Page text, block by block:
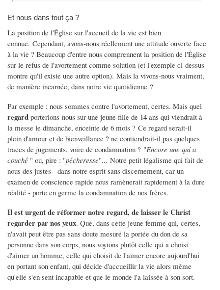
Et nous dans tout ça ?
La position de l'Église sur l'accueil de la vie est bien
connue. Cependant, avons-nous réellement une attitude ouverte face
à la vie ? Beaucoup d'entre nous comprennent la position de l'Église
sur le refus de l'avortement comme solution (et l'exemple ci-dessus
montre qu'il existe une autre option). Mais la vivons-nous vraiment,
de manière incarnée, dans notre vie quotidienne ?
Par exemple : nous sommes contre l'avortement, certes. Mais quel
regard porterions-nous sur une jeune fille de 14 ans qui viendrait à
la messe le dimanche, enceinte de 6 mois ? Ce regard serait-il
plein d'amour et de bienveillance ? ne contiendrait-il pas quelques
traces de jugements, voire de condamnation ? "Encore une qui a
couché " ou, pire : "pécheresse"... Notre petit légalisme qui fait de
nous des justes - dans notre esprit sans discernement, car un
examen de conscience rapide nous ramènerait rapidement à la dure
réalité - porte en germe la condamnation de nos frères.
Il est urgent de réformer notre regard, de laisser le Christ
regarder par nos yeux. Que, dans cette jeune femme qui, certes,
n'avait peut être pas sans doute mesuré la portée du don de sa
personne dans son corps, nous voyions plutôt celle qui a choisi
d'aimer un homme, celle qui choisit de l'aimer encore aujourd'hui
en portant son enfant, qui décide d'accueillir la vie alors même
qu'elle s'en sent incapable et que le monde l'a laissée à son sort.